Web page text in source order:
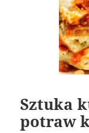
Sztuka
potraw